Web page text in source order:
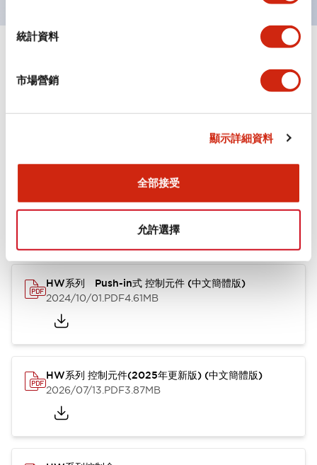
統計資料
市場營銷
顯示詳細資料
全部接受
允許選擇
HW系列 Push-in式 控制元件 (中文簡體版)
2024/10/01.PDF4.61MB
HW系列 控制元件(2025年更新版) (中文簡體版)
2026/07/13.PDF3.87MB